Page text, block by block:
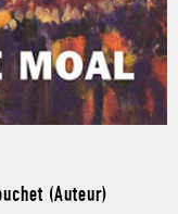
(Auteur)